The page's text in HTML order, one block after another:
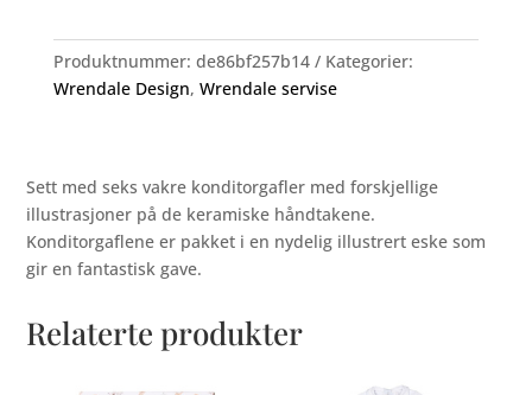
Forks
antall
Produktnummer: de86bf257b14
Kategorier:
Wrendale Design, Wrendale servise
Sett med seks vakre konditorgafler med forskjellige
illustrasjoner på de keramiske håndtakene.
Konditorgaflene er pakket i en nydelig illustrert eske som
gir en fantastisk gave.
Relaterte produkter